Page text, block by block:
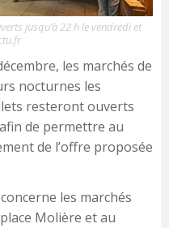
jusqu’à 22 h le vendredi et
les marchés de
nocturnes les
resteront ouverts
de permettre au
de l’offre proposée
les marchés
Molière et au